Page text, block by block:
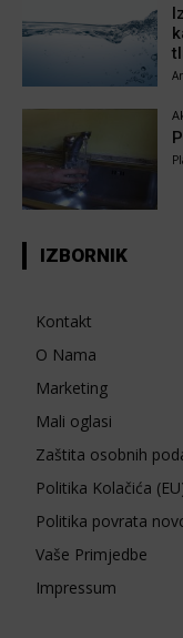
IZBORNIK
Kontakt
O Nama
Marketing
Mali oglasi
Zaštita osobnih
Politika Kolačića
Politika povrata
Vaše Primjedbe
Impressum